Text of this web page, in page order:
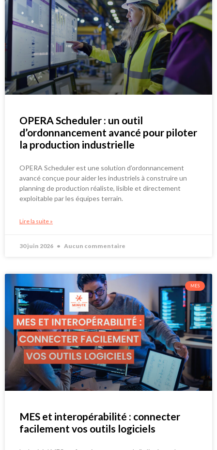
OPERA Scheduler : un outil
d’ordonnancement avancé pour piloter
la production industrielle
OPERA Scheduler est une solution d’ordonnancement
avancé conçue pour aider les industriels à construire un
planning de production réaliste, lisible et directement
exploitable par les équipes terrain.
Lire la suite »
30 juin 2026 Aucun commentaire
MES
MES et interopérabilité : connecter
facilement vos outils logiciels